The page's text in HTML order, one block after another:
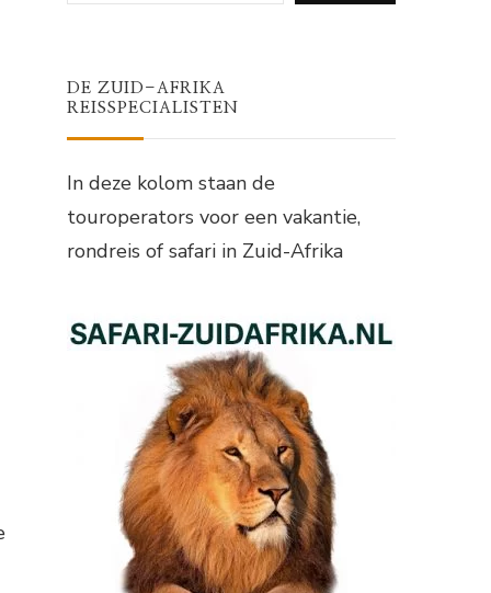
DE ZUID-AFRIKA
REISSPECIALISTEN
In deze kolom staan de
touroperators voor een vakantie,
rondreis of safari in Zuid-Afrika